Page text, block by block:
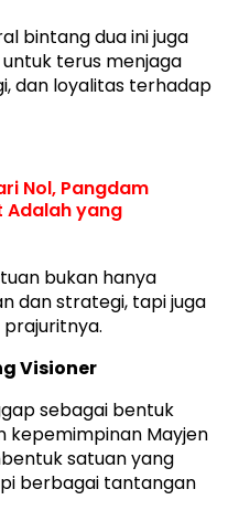
bintang dua ini juga
terus menjaga
dan loyalitas terhadap
Nol, Pangdam
Adalah yang
bukan hanya
dan strategi, tapi juga
Visioner
sebagai bentuk
kepemimpinan Mayjen
satuan yang
berbagai tantangan